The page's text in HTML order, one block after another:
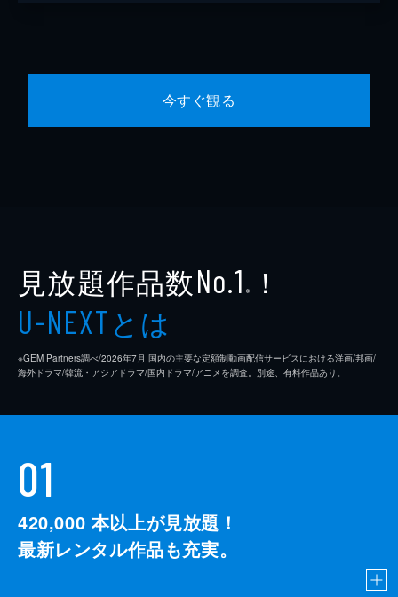
今すぐ観る
見放題作品数No.1 ※ ！
U-NEXTとは
※GEM Partners調べ/2026年7⽉ 国内の主要な定額制動画配信サービスにおける洋画/邦画/
海外ドラマ/韓流・アジアドラマ/国内ドラマ/アニメを調査。別途、有料作品あり。
01
420,000 本以上が見放題！
最新レンタル作品も充実。